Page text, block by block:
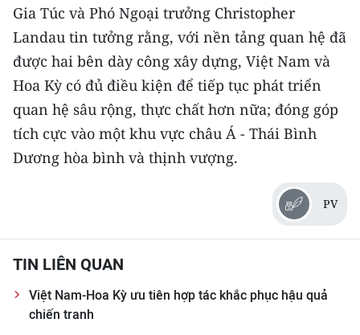
Gia Túc và Phó Ngoại trưởng Christopher
Landau tin tưởng rằng, với nền tảng quan hệ đã
được hai bên dày công xây dựng, Việt Nam và
Hoa Kỳ có đủ điều kiện để tiếp tục phát triển
quan hệ sâu rộng, thực chất hơn nữa; đóng góp
tích cực vào một khu vực châu Á - Thái Bình
Dương hòa bình và thịnh vượng.
PV
TIN LIÊN QUAN
Việt Nam-Hoa Kỳ ưu tiên hợp tác khắc phục hậu quả
chiến tranh